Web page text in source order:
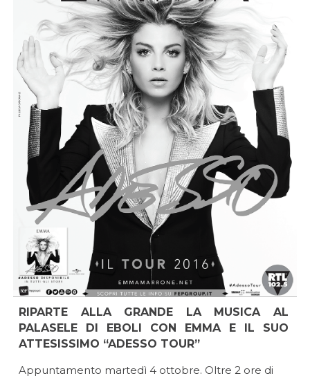
RIPARTE ALLA GRANDE LA MUSICA AL
PALASELE DI EBOLI CON EMMA E IL SUO
ATTESISSIMO “ADESSO TOUR”
Appuntamento martedì 4 ottobre. Oltre 2 ore di